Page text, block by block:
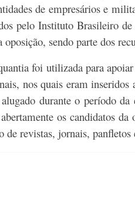
de empresários e
pelo Instituto Brasileiro
sendo parte dos
foi utilizada para
nos quais eram
durante o período
os candidatos
de revistas, jornais,